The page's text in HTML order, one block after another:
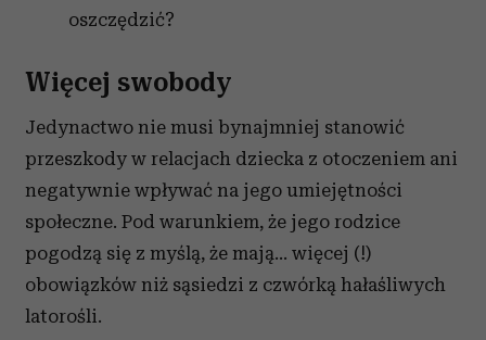
oszczędzić?
Więcej swobody
Jedynactwo nie musi bynajmniej stanowić
przeszkody w relacjach dziecka z otoczeniem ani
negatywnie wpływać na jego umiejętności
społeczne. Pod warunkiem, że jego rodzice
pogodzą się z myślą, że mają... więcej (!)
obowiązków niż sąsiedzi z czwórką hałaśliwych
latorośli.